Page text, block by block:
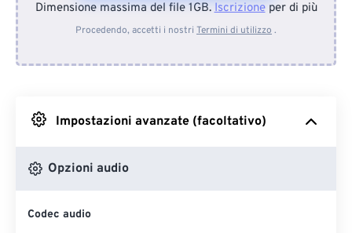
Dal dispositivo
Da Google Drive
Dimensione massima del file 1GB.Iscrizioneper di più
Procedendo, accetti i nostri Termini di utilizzo .
Impostazioni avanzate (facoltativo)
Opzioni audio
Codec audio